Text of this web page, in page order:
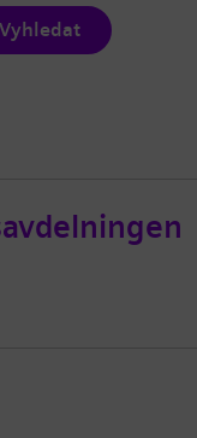
Vyhledat